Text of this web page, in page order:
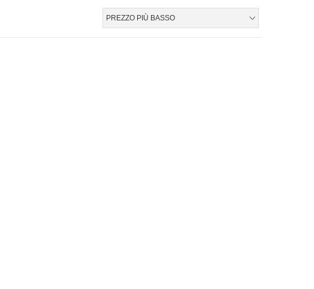
PREZZO PIÙ BASSO